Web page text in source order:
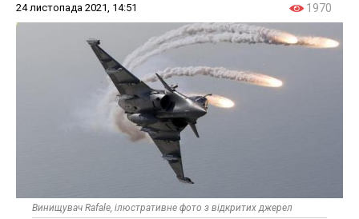
24 листопада 2021, 14:51 1970
Винищувач Rafale, ілюстративне фото з відкритих джерел